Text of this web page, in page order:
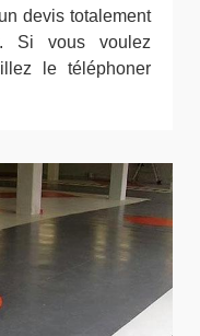
devis totalement
Si vous voulez
le téléphoner